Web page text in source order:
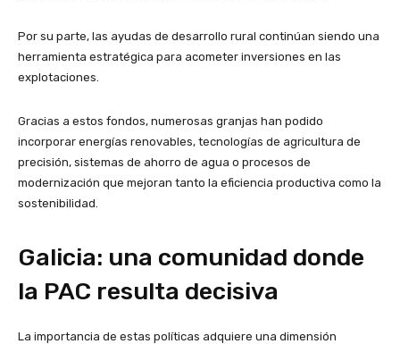
Por su parte, las ayudas de desarrollo rural continúan siendo una
herramienta estratégica para acometer inversiones en las
explotaciones.
Gracias a estos fondos, numerosas granjas han podido
incorporar energías renovables, tecnologías de agricultura de
precisión, sistemas de ahorro de agua o procesos de
modernización que mejoran tanto la eficiencia productiva como la
sostenibilidad.
Galicia: una comunidad donde
la PAC resulta decisiva
La importancia de estas políticas adquiere una dimensión